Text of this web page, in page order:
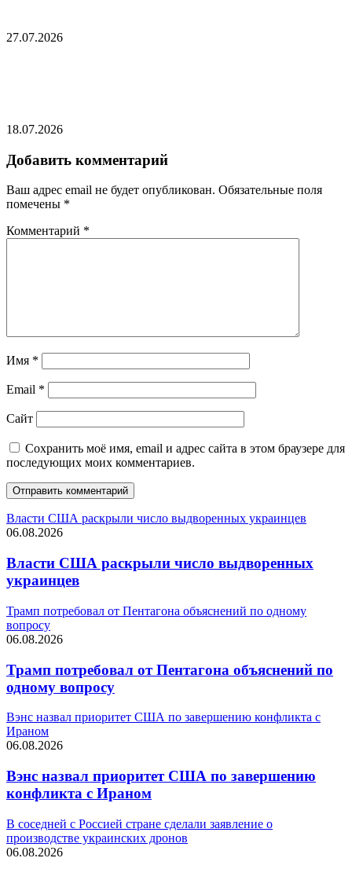
27.07.2026
18.07.2026
Добавить комментарий
Ваш адрес email не будет опубликован. Обязательные поля
помечены *
Комментарий *
Имя *
Email *
Сайт
Сохранить моё имя, email и адрес сайта в этом браузере для
последующих моих комментариев.
Власти США раскрыли число выдворенных украинцев
06.08.2026
Власти США раскрыли число выдворенных
украинцев
Трамп потребовал от Пентагона объяснений по одному
вопросу
06.08.2026
Трамп потребовал от Пентагона объяснений по
одному вопросу
Вэнс назвал приоритет США по завершению конфликта с
Ираном
06.08.2026
Вэнс назвал приоритет США по завершению
конфликта с Ираном
В соседней с Россией стране сделали заявление о
производстве украинских дронов
06.08.2026